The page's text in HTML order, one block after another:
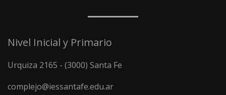
Nivel Inicial y Primario
Urquiza 2165 - (3000) Santa Fe
complejo@iessantafe.edu.ar